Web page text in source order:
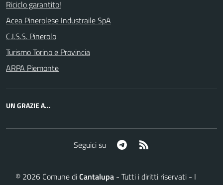
Riciclo garantito!
Acea Pinerolese Industraile SpA
C.I.S.S. Pinerolo
Turismo Torino e Provincia
ARPA Piemonte
UN GRAZIE A...
Seguici su Telegram
© 2026Comune diCantalupa- Tutti i diritti riservati - I